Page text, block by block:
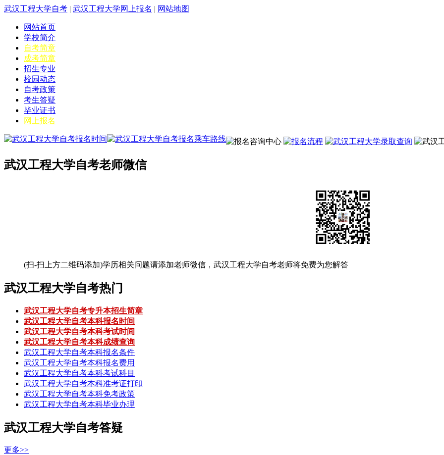
武汉工程大学自考 | 武汉工程大学网上报名 | 网站地图
网站首页
学校简介
自考简章
成考简章
招生专业
校园动态
自考政策
考生答疑
毕业证书
网上报名
武汉工程大学自考老师微信
(扫-扫上方二维码添加)学历相关问题请添加老师微信，武汉工程大学自考老师将免费为您解答
武汉工程大学自考热门
武汉工程大学自考专升本招生简章
武汉工程大学自考本科报名时间
武汉工程大学自考本科考试时间
武汉工程大学自考本科成绩查询
武汉工程大学自考本科报名条件
武汉工程大学自考本科报名费用
武汉工程大学自考本科考试科目
武汉工程大学自考本科准考证打印
武汉工程大学自考本科免考政策
武汉工程大学自考本科毕业办理
武汉工程大学自考答疑
更多>>